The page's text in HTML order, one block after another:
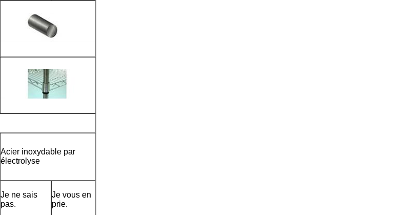
Acier inoxydable par
électrolyse
Je ne sais
pas.
Je vous en
prie.